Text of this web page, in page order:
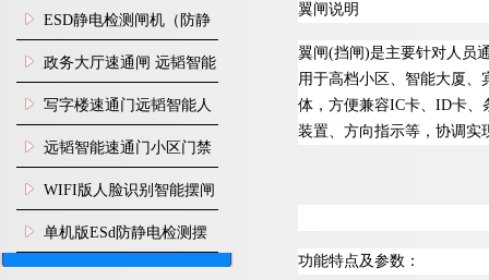
门禁闸机安装
​ESD静电检测闸机（防静
电门禁通道系统）
政务大厅速通闸 远韬智能
防尾随静音速通门
写字楼速通门远韬智能人
脸识别快速通道闸
远韬智能速通门小区门禁
闸机食堂消费摆闸
WIFI版人脸识别智能摆闸
机
单机版ESd防静电检测摆
闸机
翼闸说明
翼闸(挡闸)是主要针对人员
用于高档小区、智能大厦
体，方便兼容IC卡 ID卡、
装置、方向指示等，协调实
功能特点及参数：